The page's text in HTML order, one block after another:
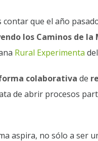
contar que el año
los Caminos de la
Rural Experimenta del
colaborativa de
de abrir procesos
aspira, no sólo a ser